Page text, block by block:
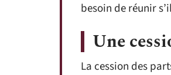
besoin de réunir
Une
La cession des